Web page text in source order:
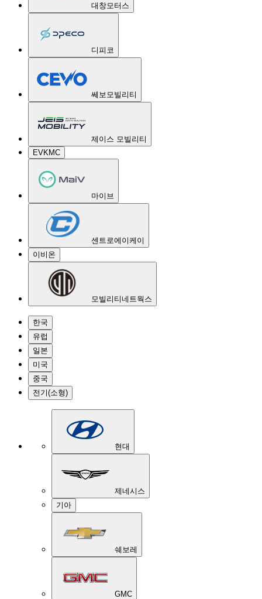
대창모터스
디피코
쎄보모빌리티
제이스 모빌리티
EVKMC
마이브
센트로에이케이
이비온
모빌리티네트웍스
한국
유럽
일본
미국
중국
전기(소형)
현대
제네시스
기아
쉐보레
GMC